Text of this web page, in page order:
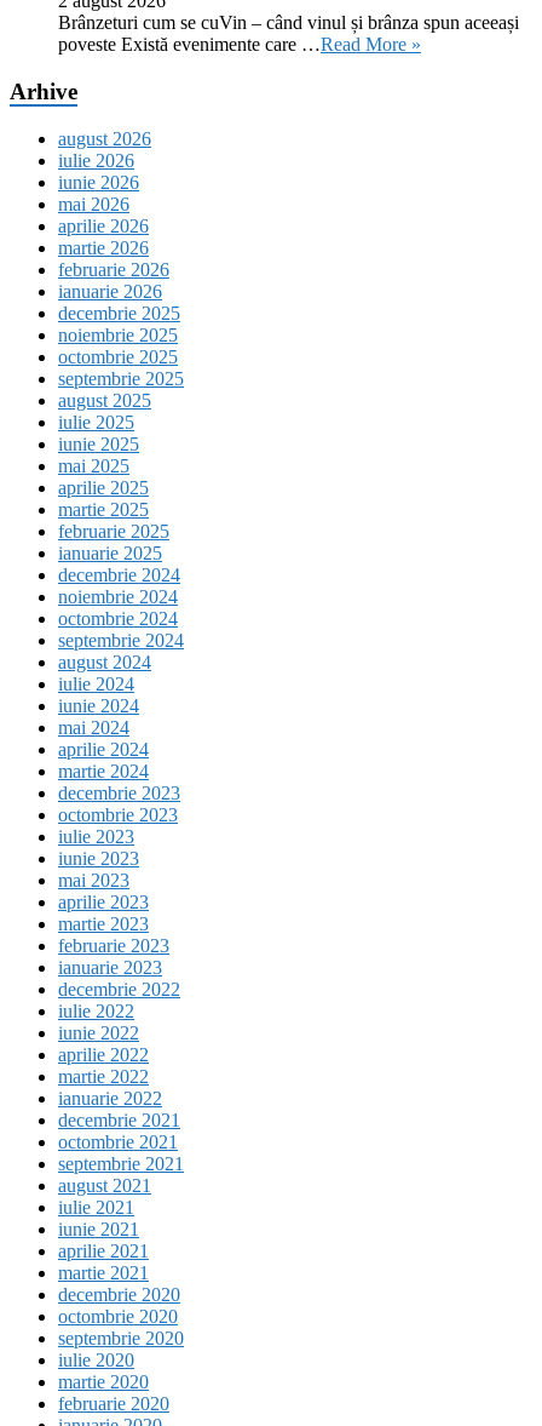
Brânzeturi cum se cuVin – când vinul și brânza spun aceeași
poveste Există evenimente care …Read More »
Arhive
august 2026
iulie 2026
iunie 2026
mai 2026
aprilie 2026
martie 2026
februarie 2026
ianuarie 2026
decembrie 2025
noiembrie 2025
octombrie 2025
septembrie 2025
august 2025
iulie 2025
iunie 2025
mai 2025
aprilie 2025
martie 2025
februarie 2025
ianuarie 2025
decembrie 2024
noiembrie 2024
octombrie 2024
septembrie 2024
august 2024
iulie 2024
iunie 2024
mai 2024
aprilie 2024
martie 2024
decembrie 2023
octombrie 2023
iulie 2023
iunie 2023
mai 2023
aprilie 2023
martie 2023
februarie 2023
ianuarie 2023
decembrie 2022
iulie 2022
iunie 2022
aprilie 2022
martie 2022
ianuarie 2022
decembrie 2021
octombrie 2021
septembrie 2021
august 2021
iulie 2021
iunie 2021
aprilie 2021
martie 2021
decembrie 2020
octombrie 2020
septembrie 2020
iulie 2020
martie 2020
februarie 2020